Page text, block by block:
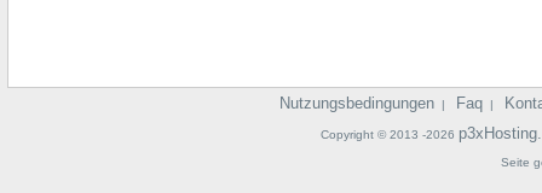
Nutzungsbedingungen | Faq |
Copyright © 2013 -2026
Seite